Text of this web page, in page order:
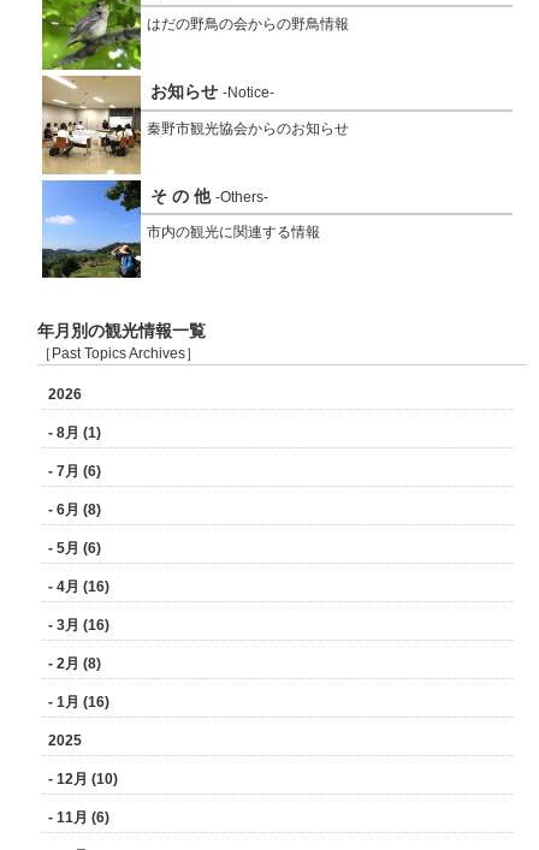
はだの野鳥の会からの野鳥情報
お知らせ -Notice-
秦野市観光協会からのお知らせ
そ の 他 -Others-
市内の観光に関連する情報
年月別の観光情報一覧
［Past Topics Archives］
2026
- 8月 (1)
- 7月 (6)
- 6月 (8)
- 5月 (6)
- 4月 (16)
- 3月 (16)
- 2月 (8)
- 1月 (16)
2025
- 12月 (10)
- 11月 (6)